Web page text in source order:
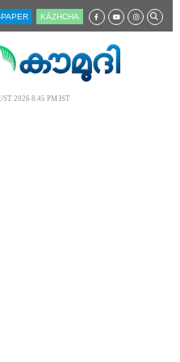
KĀZHCHA
2026 8.45 PM IST